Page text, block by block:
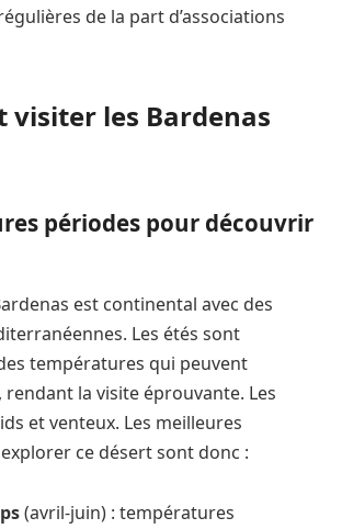
de la part d’associations
visiter les Bardenas
périodes pour découvrir
est continental avec des
Les étés sont
températures qui peuvent
rendant la visite éprouvante. Les
et venteux. Les meilleures
ce désert sont donc :
(avril-juin) : températures